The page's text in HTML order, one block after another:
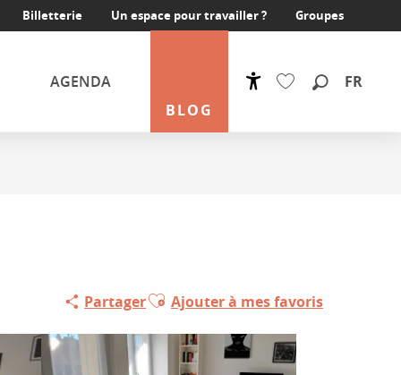
BLOG
FR
Billetterie Un espace pour travailler ? Groupes
AGENDA
PartagerAjouter aux favoris
Ajouter à mes favoris